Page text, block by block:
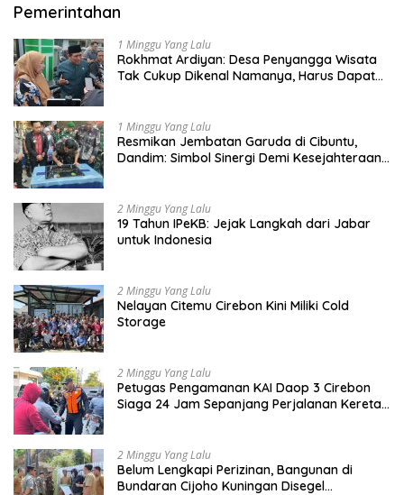
Pemerintahan
1 Minggu Yang Lalu
Rokhmat Ardiyan: Desa Penyangga Wisata
Tak Cukup Dikenal Namanya, Harus Dapat
1 Minggu Yang Lalu
Resmikan Jembatan Garuda di Cibuntu,
Dandim: Simbol Sinergi Demi Kesejahteraan
2 Minggu Yang Lalu
19 Tahun IPeKB: Jejak Langkah dari Jabar
untuk Indonesia
2 Minggu Yang Lalu
Nelayan Citemu Cirebon Kini Miliki Cold
Storage
2 Minggu Yang Lalu
Petugas Pengamanan KAI Daop 3 Cirebon
Siaga 24 Jam Sepanjang Perjalanan Kereta
2 Minggu Yang Lalu
Belum Lengkapi Perizinan, Bangunan di
Bundaran Cijoho Kuningan Disegel